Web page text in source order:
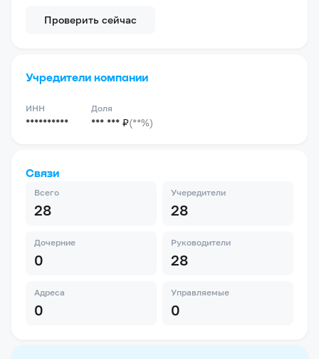
Проверить сейчас
Учредители компании
ИНН
**********
Доля
*** *** ₽(**%)
Связи
Всего
28
Учередители
28
Дочерние
0
Руководители
28
Адреса
0
Управляемые
0